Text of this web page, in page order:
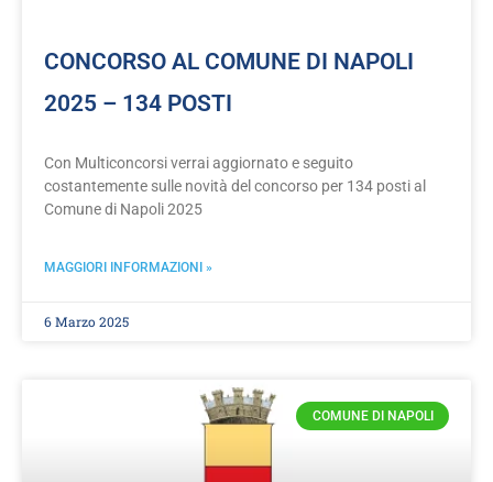
CONCORSO AL COMUNE DI NAPOLI
2025 – 134 POSTI
Con Multiconcorsi verrai aggiornato e seguito
costantemente sulle novità del concorso per 134 posti al
Comune di Napoli 2025
MAGGIORI INFORMAZIONI »
6 Marzo 2025
COMUNE DI NAPOLI